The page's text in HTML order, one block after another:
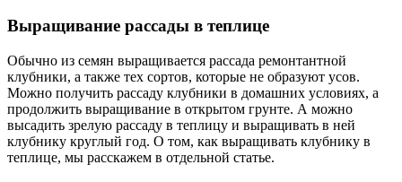
Выращивание рассады в теплице
Обычно из семян выращивается рассада ремонтантной
клубники, а также тех сортов, которые не образуют усов.
Можно получить рассаду клубники в домашних условиях, а
продолжить выращивание в открытом грунте. А можно
высадить зрелую рассаду в теплицу и выращивать в ней
клубнику круглый год. О том, как выращивать клубнику в
теплице, мы расскажем в отдельной статье.